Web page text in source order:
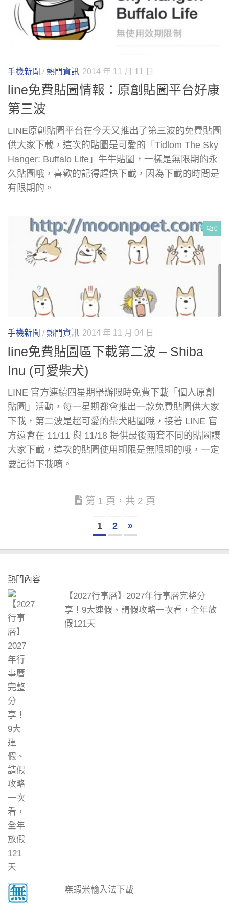
手機新聞 / 熱門資訊 2014 年 11 月 11 日
line免費貼圖情報：原創貼圖平台好康
第三波
LINE原創貼圖平台在今天又推出了第三波的免費貼圖
供大家下載，這次的貼圖是可愛的「Tidlom The Sky
Hanger: Buffalo Life」牛牛貼圖，一樣是無限期的永
久貼圖哦，喜歡的記得趕快下載，因為下載的時間是
有限期的。
0
手機新聞 / 熱門資訊 2014 年 11 月 04 日
line免費貼圖區下載第二波 – Shiba
Inu (可愛柴犬)
LINE 官方連續四星期舉辦限時免費下載「個人原創
貼圖」活動，每一星期都會推出一款免費貼圖供大家
下載，第二波是超可愛的柴犬貼圖哦，接著 LINE 官
方還會在 11/11 與 11/18 提供最後兩套不同的貼圖讓
大家下載，這次的貼圖使用期限是無限期的哦，一定
要記得下載唷。
第 1 頁，共 2 頁
1 2 »
熱門內容
【2027行事曆】2027年行事曆完整分
享！9大連假、請假攻略一次看，全年放
假121天
嘸蝦米輸入法下載